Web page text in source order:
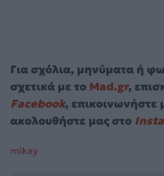
Για σχόλια, μηνύματα ή
σχετικά με το Mad.gr,
Facebook, επικοινωνήστε
ακολουθήστε μας στο
mikay